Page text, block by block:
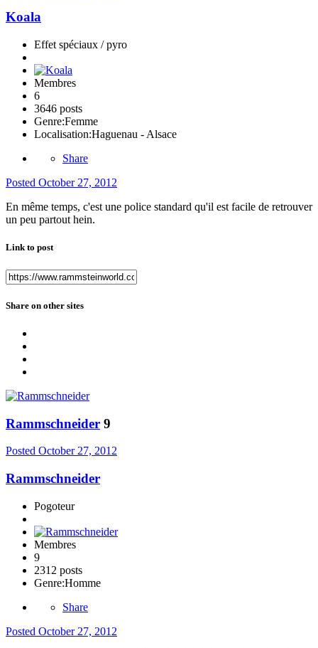
Koala
Effet spéciaux / pyro
Membres
6
3646 posts
Genre:Femme
Localisation:Haguenau - Alsace
Share
Posted October 27, 2012
En même temps, c'est une police standard qu'il est facile de retrouver
un peu partout hein.
Link to post
Share on other sites
Rammschneider 9
Posted October 27, 2012
Rammschneider
Pogoteur
Membres
9
2312 posts
Genre:Homme
Share
Posted October 27, 2012